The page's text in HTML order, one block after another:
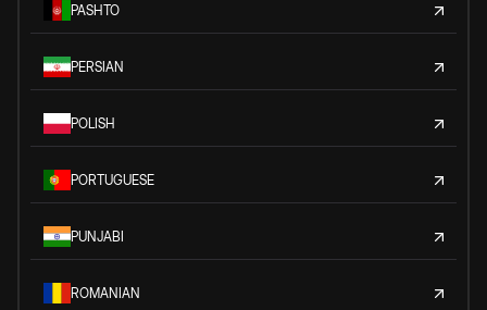
PASHTO
PERSIAN
POLISH
PORTUGUESE
PUNJABI
ROMANIAN